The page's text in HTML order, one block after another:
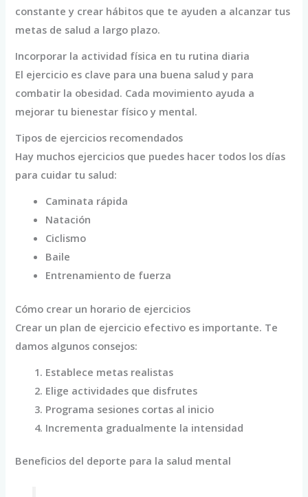
constante y crear hábitos que te ayuden a alcanzar tus
metas de salud a largo plazo.
Incorporar la actividad física en tu rutina diaria
El ejercicio es clave para una buena salud y para
combatir la obesidad. Cada movimiento ayuda a
mejorar tu bienestar físico y mental.
Tipos de ejercicios recomendados
Hay muchos ejercicios que puedes hacer todos los días
para cuidar tu salud:
Caminata rápida
Natación
Ciclismo
Baile
Entrenamiento de fuerza
Cómo crear un horario de ejercicios
Crear un plan de ejercicio efectivo es importante. Te
damos algunos consejos:
Establece metas realistas
Elige actividades que disfrutes
Programa sesiones cortas al inicio
Incrementa gradualmente la intensidad
Beneficios del deporte para la salud mental